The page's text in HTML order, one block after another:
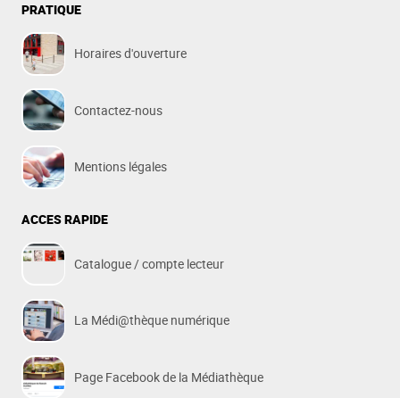
PRATIQUE
Horaires d'ouverture
Contactez-nous
Mentions légales
ACCES RAPIDE
Catalogue / compte lecteur
La Médi@thèque numérique
Page Facebook de la Médiathèque